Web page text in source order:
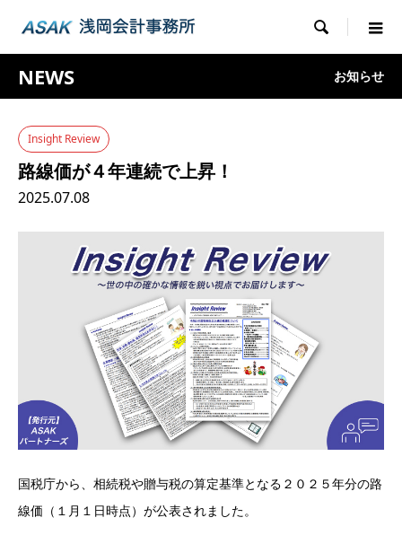

NEWS お知らせ
Insight Review
路線価が４年連続で上昇！
2025.07.08
国税庁から、相続税や贈与税の算定基準となる２０２５年分の路
線価（１月１日時点）が公表されました。